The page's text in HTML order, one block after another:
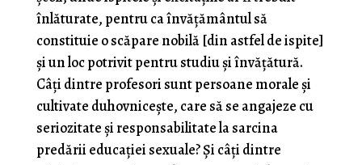
înlăturate, pentru ca învățământul să
constituie o scăpare nobilă [din astfel de ispite]
şi un loc potrivit pentru studiu şi învăţătură.
Câţi dintre profesori sunt persoane morale şi
cultiva­te duhovnicește, care să se angajeze cu
seriozitate şi responsabilitate la sarcina
predării educaţiei sexuale? Şi câţi dintre